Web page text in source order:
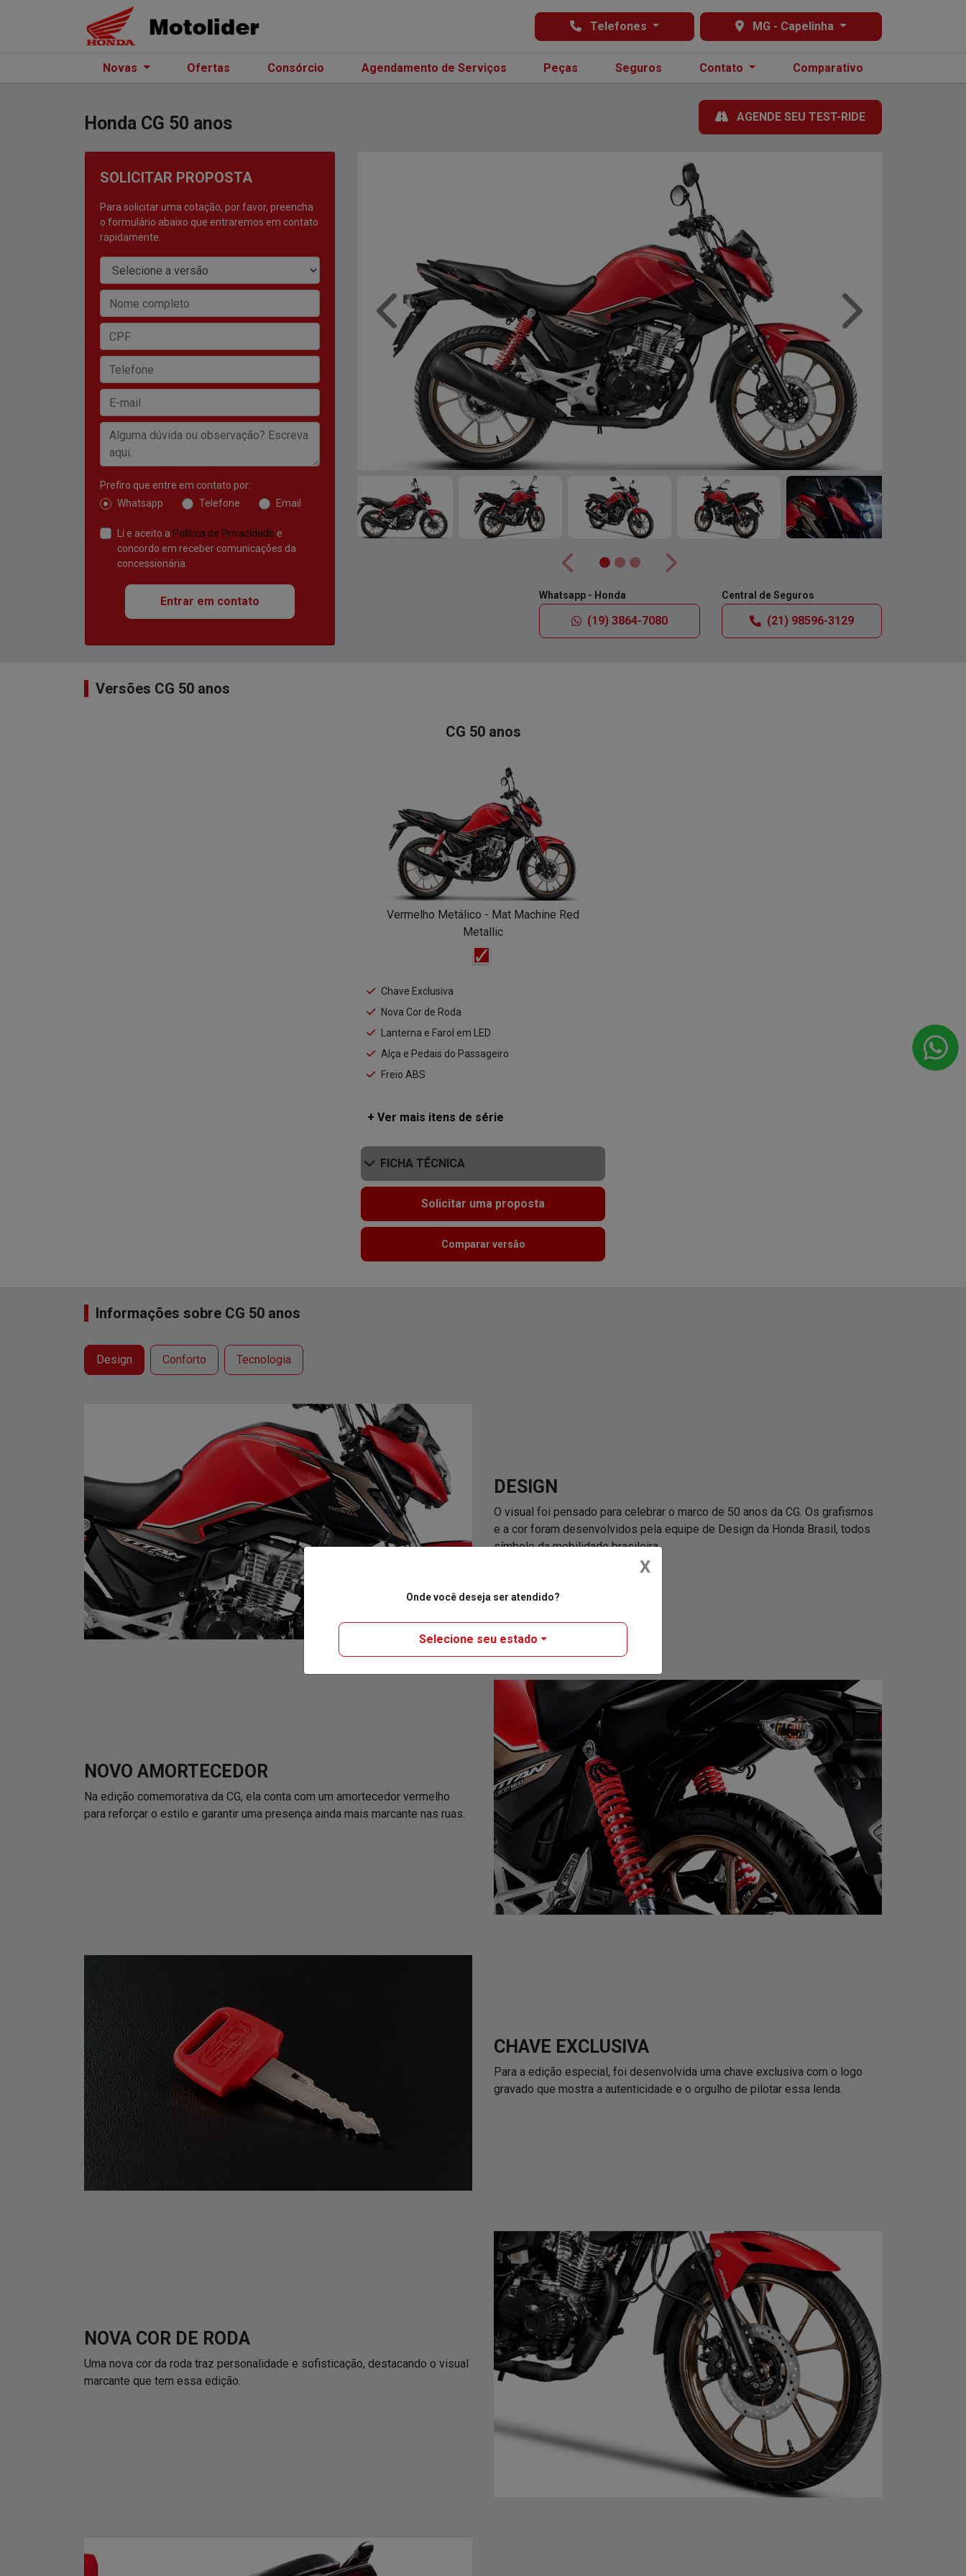
Telefones MG - Capelinha
Novas Ofertas Consórcio Agendamento de Serviços Peças Seguros Contato Comparativo
Honda CG 50 anos AGENDE SEU TEST-RIDE
SOLICITAR PROPOSTA
Para solicitar uma cotação, por favor, preencha
o formulário abaixo que entraremos em contato
rapidamente.
Prefiro que entre em contato por:
Whatsapp
Telefone Email
Li e aceito a Política de Privacidade e
concordo em receber comunicações da
concessionária.
Entrar em contato
Anterior Próximo
Anterior Próximo
Whatsapp - Honda
(19) 3864-7080
Central de Seguros
(21) 98596-3129
Versões CG 50 anos
CG 50 anos
Vermelho Metálico - Mat Machine Red
Metallic
Chave Exclusiva
Nova Cor de Roda
Lanterna e Farol em LED
Alça e Pedais do Passageiro
Freio ABS
+ Ver mais itens de série
FICHA TÉCNICA
Solicitar uma proposta
Comparar versão
Informações sobre CG 50 anos
Design Conforto Tecnologia
DESIGN
O visual foi pensado para celebrar o marco de 50 anos da CG. Os grafismos
e a cor foram desenvolvidos pela equipe de Design da Honda Brasil, todos
símbolo da mobilidade brasileira.
NOVO AMORTECEDOR
Na edição comemorativa da CG, ela conta com um amortecedor vermelho
para reforçar o estilo e garantir uma presença ainda mais marcante nas ruas.
CHAVE EXCLUSIVA
Para a edição especial, foi desenvolvida uma chave exclusiva com o logo
gravado que mostra a autenticidade e o orgulho de pilotar essa lenda.
NOVA COR DE RODA
Uma nova cor da roda traz personalidade e sofisticação, destacando o visual
marcante que tem essa edição.
X
Onde você deseja ser atendido?
Selecione seu estado